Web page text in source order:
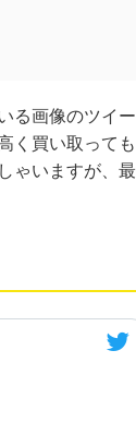
る画像のツイー
く買い取っても
ゃいますが、最